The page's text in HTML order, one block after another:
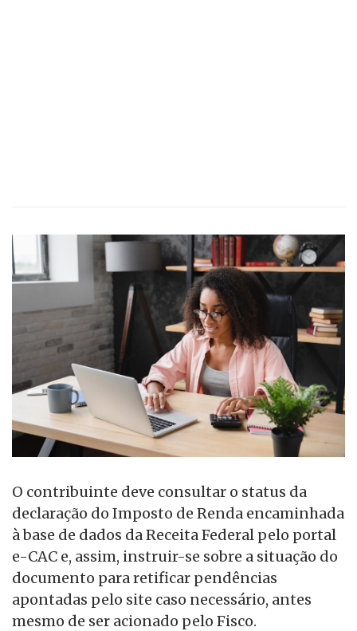
O contribuinte deve consultar o status da
declaração do Imposto de Renda encaminhada
à base de dados da Receita Federal pelo portal
e-CAC e, assim, instruir-se sobre a situação do
documento para retificar pendências
apontadas pelo site caso necessário, antes
mesmo de ser acionado pelo Fisco.